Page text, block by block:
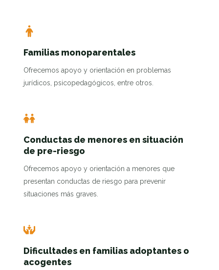
Familias monoparentales
Ofrecemos apoyo y orientación en problemas
jurídicos, psicopedagógicos, entre otros.
Conductas de menores en situación
de pre-riesgo
Ofrecemos apoyo y orientación a menores que
presentan conductas de riesgo para prevenir
situaciones más graves.
Dificultades en familias adoptantes o
acogentes